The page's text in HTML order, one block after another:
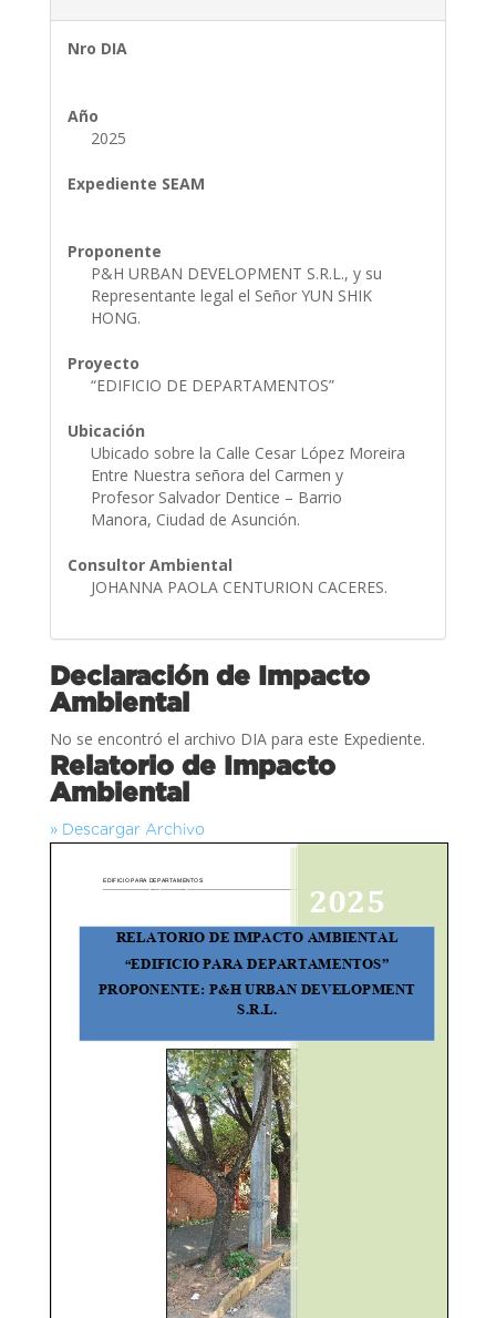
Nro DIA
Año
2025
Expediente SEAM
Proponente
P&H URBAN DEVELOPMENT S.R.L., y su
Representante legal el Señor YUN SHIK
HONG.
Proyecto
“EDIFICIO DE DEPARTAMENTOS”
Ubicación
Ubicado sobre la Calle Cesar López Moreira
Entre Nuestra señora del Carmen y
Profesor Salvador Dentice – Barrio
Manora, Ciudad de Asunción.
Consultor Ambiental
JOHANNA PAOLA CENTURION CACERES.
Declaración de Impacto
Ambiental
No se encontró el archivo DIA para este Expediente.
Relatorio de Impacto
Ambiental
» Descargar Archivo